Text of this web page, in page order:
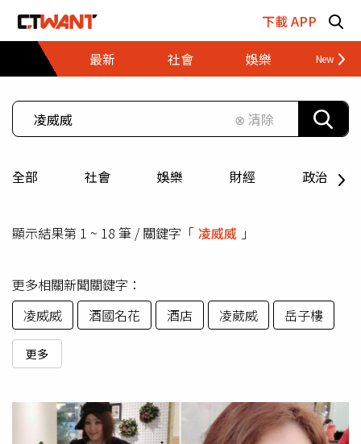
下載 APP
最新
社會 娛樂 財經
⊗ 清除
全部 社會 娛樂 財經 政治
顯示結果第 1 ~ 18 筆 / 關鍵字「 凌威威 」
更多相關新聞關鍵字：
凌威威
酒國名花 酒店 凌葳威 岳子樓
更多